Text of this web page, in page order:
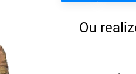
Ou